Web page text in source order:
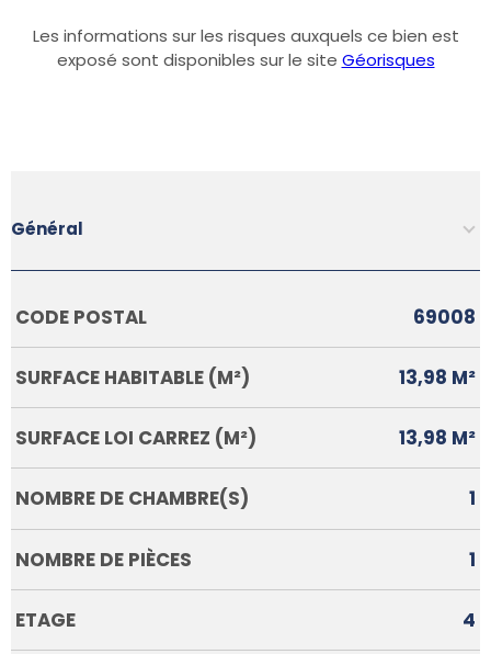
Les informations sur les risques auxquels ce bien est
exposé sont disponibles sur le site Géorisques
Général
Caractérisque Valeurs
CODE POSTAL 69008
SURFACE HABITABLE (M²) 13,98 M²
SURFACE LOI CARREZ (M²) 13,98 M²
NOMBRE DE CHAMBRE(S) 1
NOMBRE DE PIÈCES 1
ETAGE 4